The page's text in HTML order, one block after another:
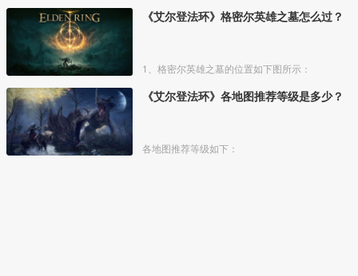
《艾尔登法环》格密尔英雄之墓怎么过？
1、格密尔英雄之墓的位置如下图所示：
《艾尔登法环》各地图推荐等级是多少？
各地图推荐等级如下：